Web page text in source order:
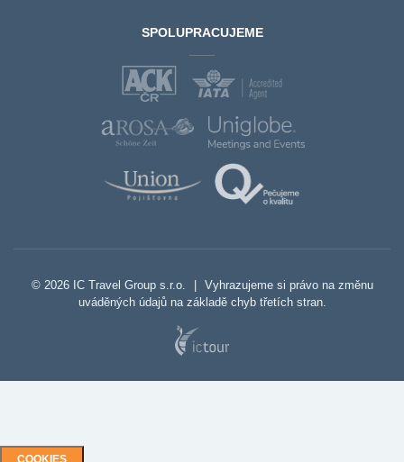
COOKIES
SPOLUPRACUJEME
© 2026 IC Travel Group s.r.o.
Vyhrazujeme si právo na změnu
uváděných údajů na základě chyb třetích stran.